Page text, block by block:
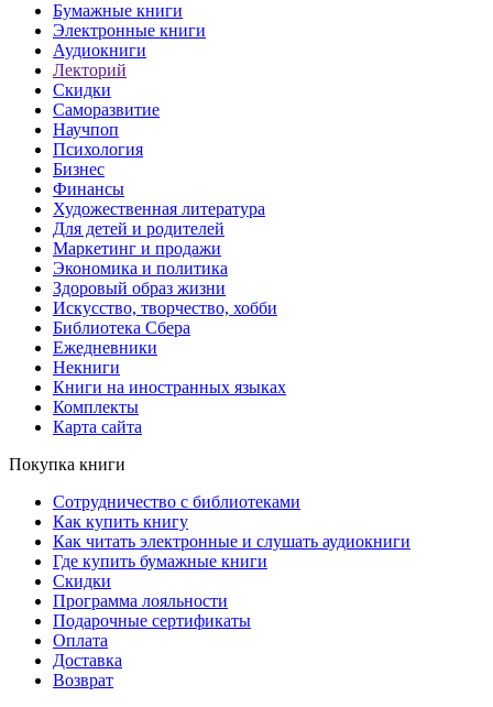
Бумажные книги
Электронные книги
Аудиокниги
Лекторий
Скидки
Саморазвитие
Научпоп
Психология
Бизнес
Финансы
Художественная литература
Для детей и родителей
Маркетинг и продажи
Экономика и политика
Здоровый образ жизни
Искусство, творчество, хобби
Библиотека Сбера
Ежедневники
Некниги
Книги на иностранных языках
Комплекты
Карта сайта
Покупка книги
Сотрудничество с библиотеками
Как купить книгу
Как читать электронные и слушать аудиокниги
Где купить бумажные книги
Скидки
Программа лояльности
Подарочные сертификаты
Оплата
Доставка
Возврат